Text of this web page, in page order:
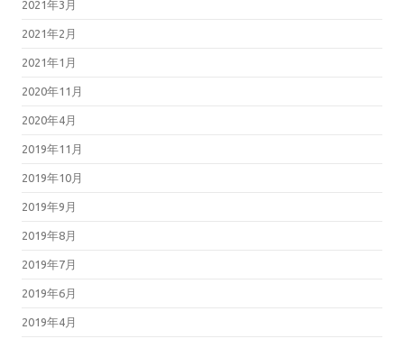
2021年3月
2021年2月
2021年1月
2020年11月
2020年4月
2019年11月
2019年10月
2019年9月
2019年8月
2019年7月
2019年6月
2019年4月